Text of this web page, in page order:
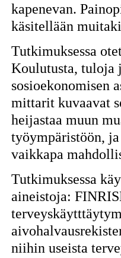
kapenevan.
käsitellään
Tutkimuksessa
Koulutusta, tuloja
sosioekonomisen
mittarit kuvaavat
heijastaa muun
työympäristöön,
vaikkapa
Tutkimuksessa
aineistoja:
niihin useista